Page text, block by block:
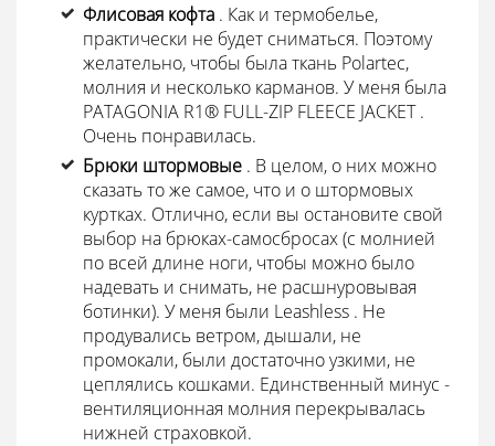
Флисовая кофта . Как и термобелье,
практически не будет сниматься. Поэтому
желательно, чтобы была ткань Polartec,
молния и несколько карманов. У меня была
PATAGONIA R1® FULL-ZIP FLEECE JACKET .
Очень понравилась.
Брюки штормовые . В целом, о них можно
сказать то же самое, что и о штормовых
куртках. Отлично, если вы остановите свой
выбор на брюках-самосбросах (с молнией
по всей длине ноги, чтобы можно было
надевать и снимать, не расшнуровывая
ботинки). У меня были Leashless . Не
продувались ветром, дышали, не
промокали, были достаточно узкими, не
цеплялись кошками. Единственный минус -
вентиляционная молния перекрывалась
нижней страховкой.